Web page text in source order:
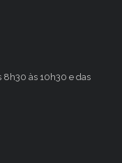
8h30 às 10h30 e das